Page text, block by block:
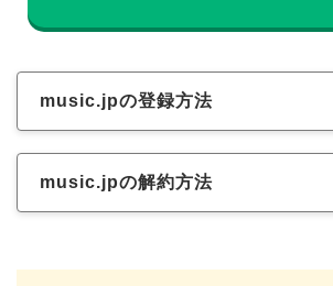
music.jpの登録方法
music.jpの解約方法